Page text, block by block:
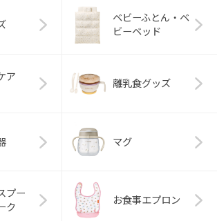
ベビーふとん・ベ
ビーベッド
ア
離乳食グッズ
マグ
プー
ク
お食事エプロン